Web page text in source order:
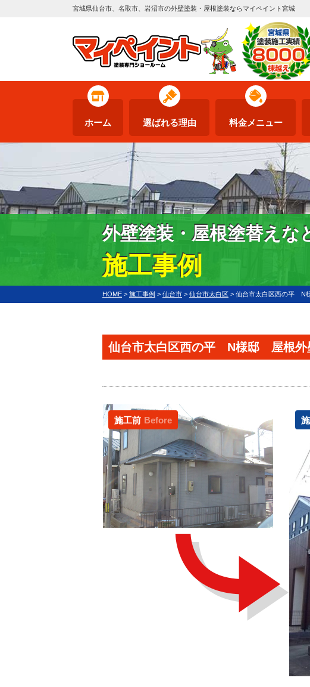
宮城県仙台市、名取市、岩沼市の外壁塗装・屋根塗装ならマイペイント宮城
ホーム 選ばれる理由 料金メニュー
外壁塗装・屋根塗替えな
施工事例
HOME > 施工事例 > 仙台市 > 仙台市太白区 > 仙台市太白区西の平 N
仙台市太白区西の平 N様邸 屋根外
施工前 Before